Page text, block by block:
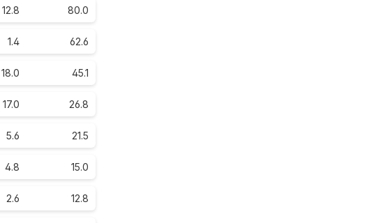
12.8 80.0
1.4 62.6
18.0 45.1
17.0 26.8
5.6 21.5
4.8 15.0
2.6 12.8